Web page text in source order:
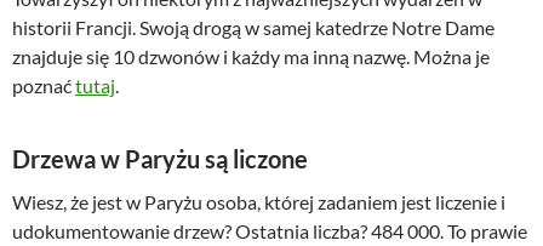
historii Francji. Swoją drogą w samej katedrze Notre Dame
znajduje się 10 dzwonów i każdy ma inną nazwę. Można je
poznaćtutaj
Drzewa w Paryżu są liczone
Wiesz, że jest w Paryżu osoba, której zadaniem jest liczenie i
udokumentowanie drzew? Ostatnia liczba? 484 000. To prawie